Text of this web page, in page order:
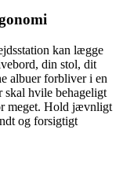
kan lægge
din stol, dit
albuer forbliver i en
skal hvile behageligt
meget. Hold jævnligt
og forsigtigt